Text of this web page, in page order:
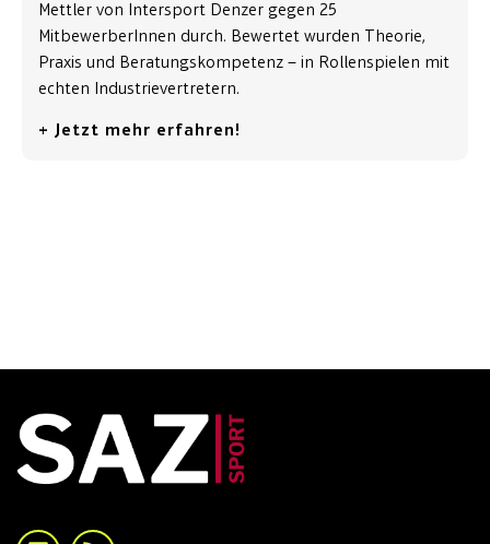
Mettler von Intersport Denzer gegen 25
MitbewerberInnen durch. Bewertet wurden Theorie,
Praxis und Beratungskompetenz – in Rollenspielen mit
echten Industrievertretern.
+ Jetzt mehr erfahren!